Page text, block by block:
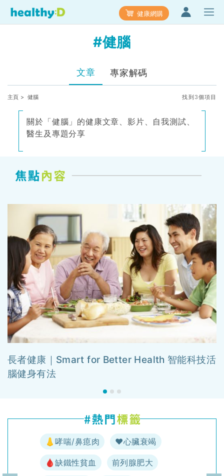
健康網購
#健腦
文章 專家解碼
主頁 > 健腦 找到3個項目
關於「健腦」的健康文章、影片、自我測試、
醫生及專題分享
長者健康｜Smart for Better Health 智能科技活
腦健身有法
👃哮喘/鼻瘜肉 ♥️心臟衰竭
🩸缺鐵性貧血 前列腺肥大